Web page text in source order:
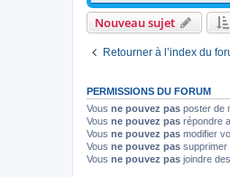
Nouveau sujet
Retourner à l’index du
PERMISSIONS DU FORUM
Vous ne pouvez pas poster de
Vous ne pouvez pas répondre
Vous ne pouvez pas modifier
Vous ne pouvez pas supprimer
Vous ne pouvez pas joindre